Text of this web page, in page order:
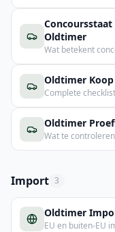
Oldtimer
Wat betekent
Oldtimer
Complete
Oldtimer
Wat te
Import 3
Oldtimer
EU en buiten-EU